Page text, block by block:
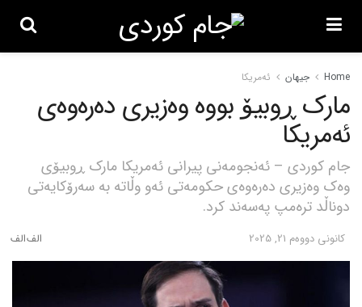
Home جیهان ئەمریکا
مارک ڕوبیۆ بووە وەزیری دەرەوەی
ئەمریکا
جام کوردی – ئەنجومەنی پیرانی ئەمریکا مارک ڕوبیۆی
وەک وەزیری دەرەوەی حکومەتی ئەو وڵاتە بە سەرۆکایەتی
دوناڵد ترەمپ پەسەند کرد.
كانونی دووه‌م 21, 2025